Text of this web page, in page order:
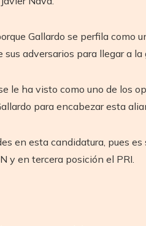
Gallardo se perfila
adversarios para llegar a la
le ha visto como uno de los
para encabezar esta
en esta candidatura, pues
y en tercera posición el PRI.